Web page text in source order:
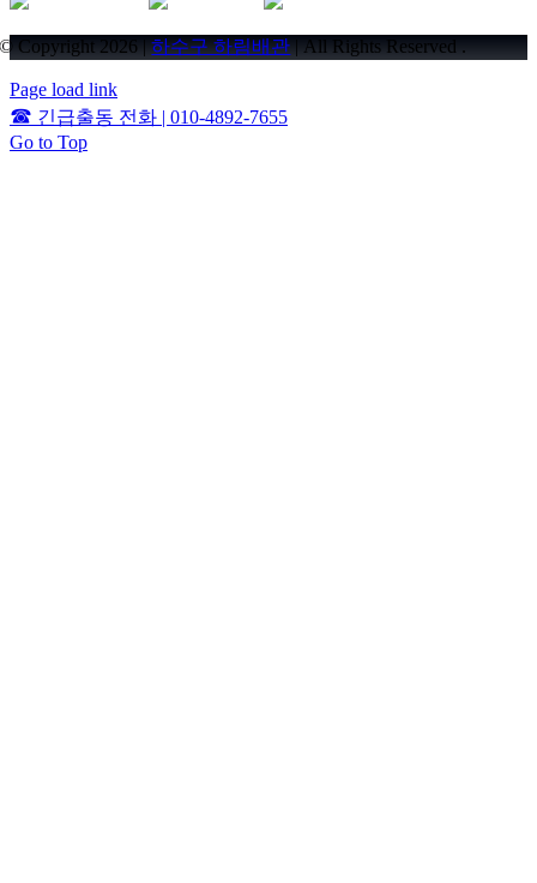
© Copyright 2026 |하수구 하림배관 | All Rights Reserved .
Page load link
☎ 긴급출동 전화 | 010-4892-7655
Go to Top